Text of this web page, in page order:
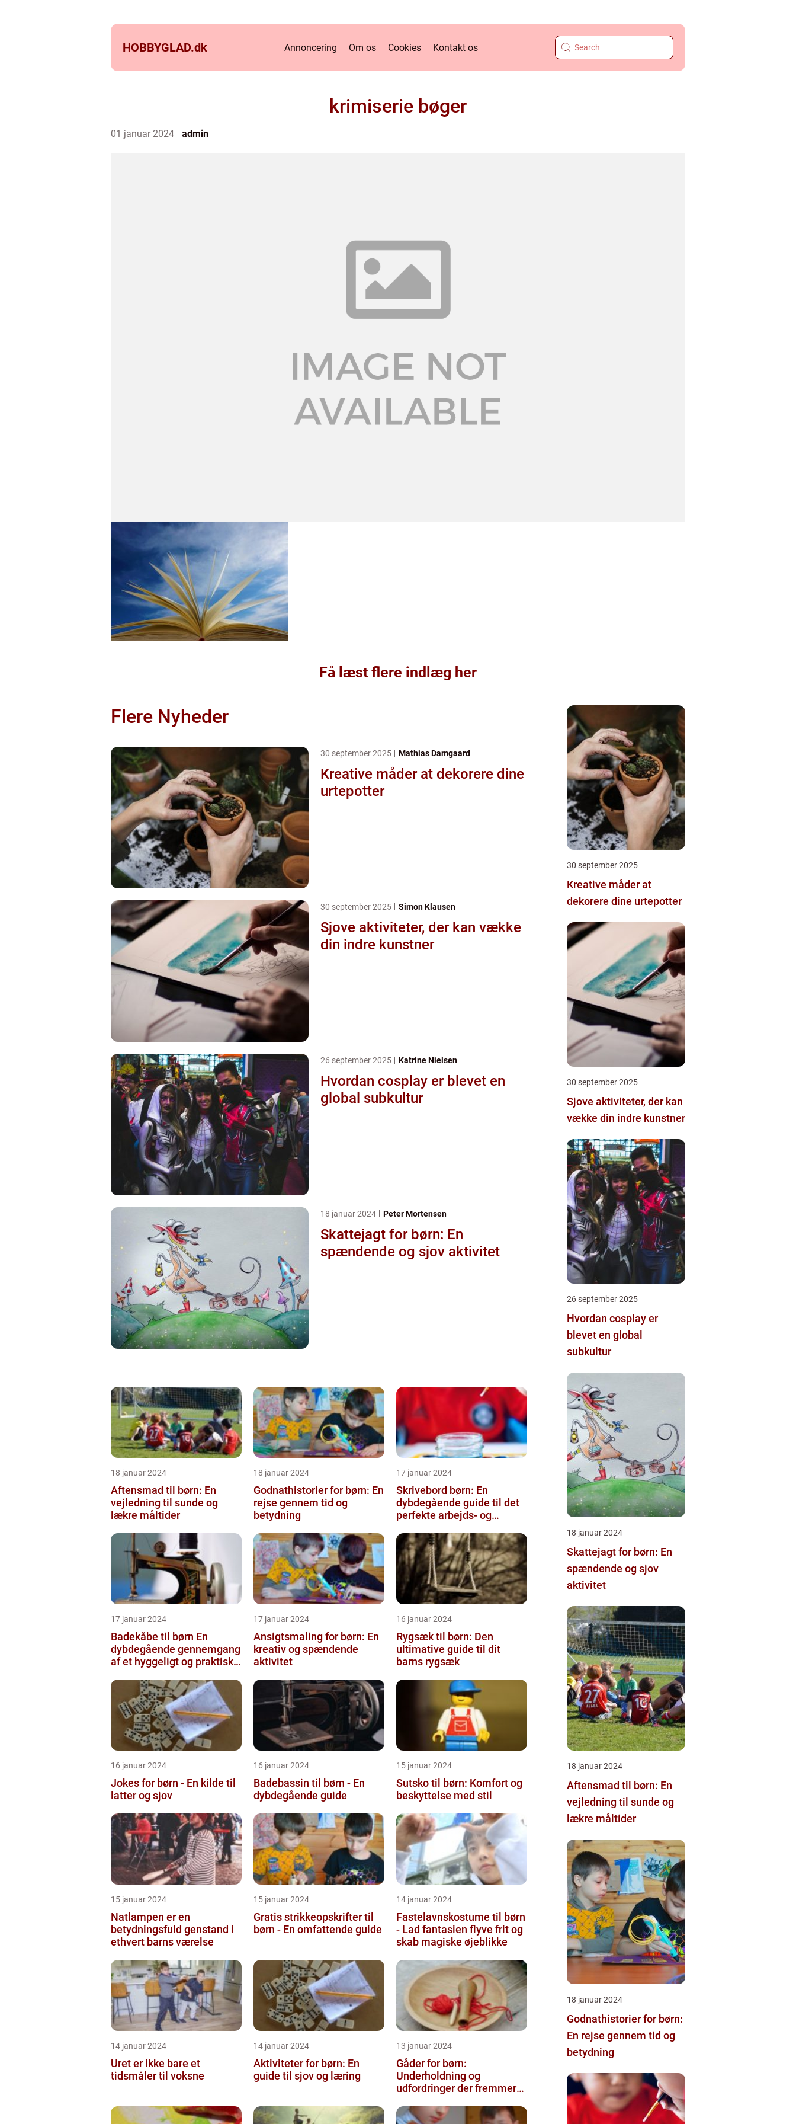
HOBBYGLAD.dk Annoncering Om os Cookies Kontakt os
krimiserie bøger
01 januar 2024 admin
Få læst flere indlæg her
Flere Nyheder
30 september 2025 Mathias Damgaard
Kreative måder at dekorere dine
urtepotter
30 september 2025 Simon Klausen
Sjove aktiviteter, der kan vække
din indre kunstner
26 september 2025 Katrine Nielsen
Hvordan cosplay er blevet en
global subkultur
18 januar 2024 Peter Mortensen
Skattejagt for børn: En
spændende og sjov aktivitet
18 januar 2024
Aftensmad til børn: En
vejledning til sunde og
lækre måltider
18 januar 2024
Godnathistorier for børn: En
rejse gennem tid og
betydning
17 januar 2024
Skrivebord børn: En
dybdegående guide til det
perfekte arbejds- og
17 januar 2024
Badekåbe til børn En
dybdegående gennemgang
af et hyggeligt og praktisk
17 januar 2024
Ansigtsmaling for børn: En
kreativ og spændende
aktivitet
16 januar 2024
Rygsæk til børn: Den
ultimative guide til dit
barns rygsæk
16 januar 2024
Jokes for børn - En kilde til
latter og sjov
16 januar 2024
Badebassin til børn - En
dybdegående guide
15 januar 2024
Sutsko til børn: Komfort og
beskyttelse med stil
15 januar 2024
Natlampen er en
betydningsfuld genstand i
ethvert barns værelse
15 januar 2024
Gratis strikkeopskrifter til
børn - En omfattende guide
14 januar 2024
Fastelavnskostume til børn
- Lad fantasien flyve frit og
skab magiske øjeblikke
14 januar 2024
Uret er ikke bare et
tidsmåler til voksne
14 januar 2024
Aktiviteter for børn: En
guide til sjov og læring
13 januar 2024
Gåder for børn:
Underholdning og
udfordringer der fremmer
30 september 2025
Kreative måder at
dekorere dine urtepotter
30 september 2025
Sjove aktiviteter, der kan
vække din indre kunstner
26 september 2025
Hvordan cosplay er
blevet en global
subkultur
18 januar 2024
Skattejagt for børn: En
spændende og sjov
aktivitet
18 januar 2024
Aftensmad til børn: En
vejledning til sunde og
lækre måltider
18 januar 2024
Godnathistorier for børn:
En rejse gennem tid og
betydning